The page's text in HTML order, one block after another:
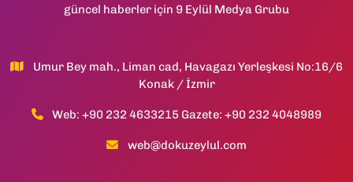
güncel haberler için 9 Eylül Medya Grubu
Umur Bey mah., Liman cad, Havagazı Yerleşkesi No:16/6
Konak / İzmir
Web: +90 232 4633215 Gazete: +90 232 4048989
web@dokuzeylul.com